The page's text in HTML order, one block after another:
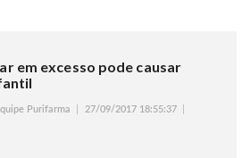
em excesso pode causar
Purifarma 27/09/2017 18:55:37